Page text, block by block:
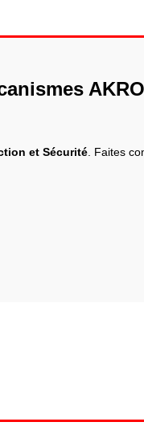
et Sécurité. Faites